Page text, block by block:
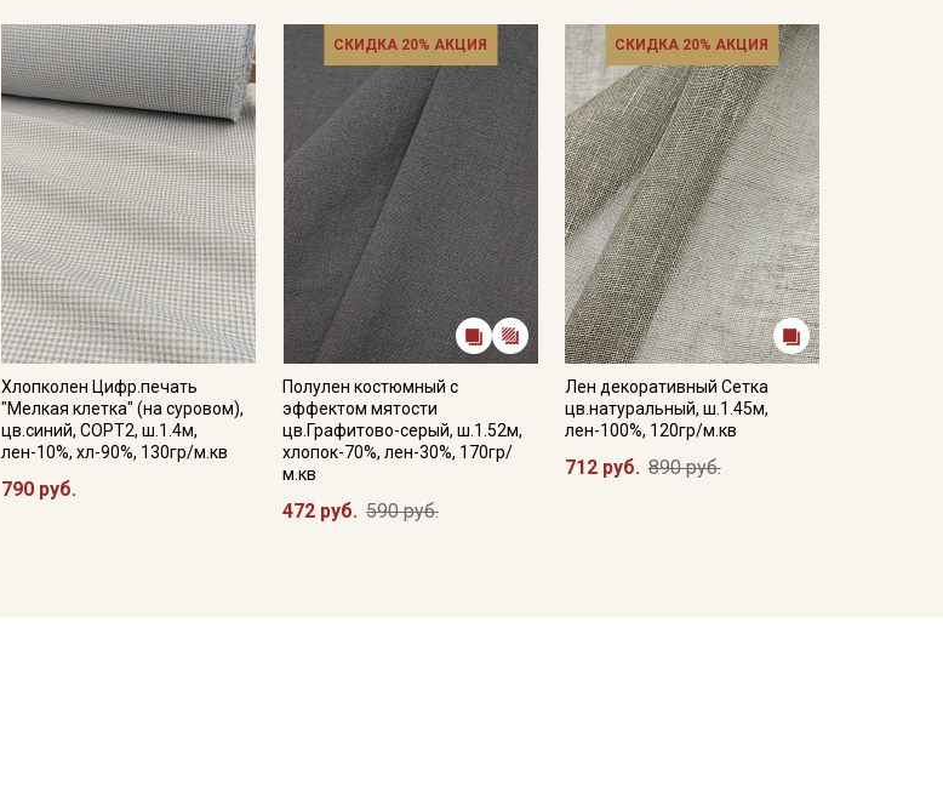
Хлопколен Цифр.печать
"Мелкая клетка" (на суровом),
цв.синий, СОРТ2, ш.1.4м,
лен-10%, хл-90%, 130гр/м.кв
790 руб.
СКИДКА 20% АКЦИЯ
Полулен костюмный с
эффектом мятости
цв.Графитово-серый, ш.1.52м,
хлопок-70%, лен-30%, 170гр/
м.кв
472 руб. 590 руб.
СКИДКА 20% АКЦИЯ
Лен декоративный Сетка
цв.натуральный, ш.1.45м,
лен-100%, 120гр/м.кв
712 руб. 890 руб.